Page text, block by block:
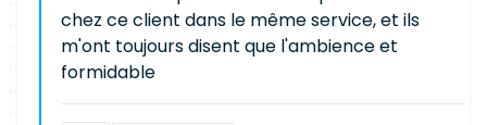
chez ce client dans le même service, et ils
m'ont toujours disent que l'ambience et
formidable